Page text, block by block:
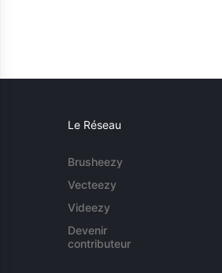
Le Réseau
Brusheezy
Vecteezy
Videezy
Devenir
contributeur